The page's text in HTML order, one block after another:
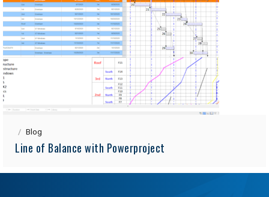
Blog
Line of Balance with Powerproject